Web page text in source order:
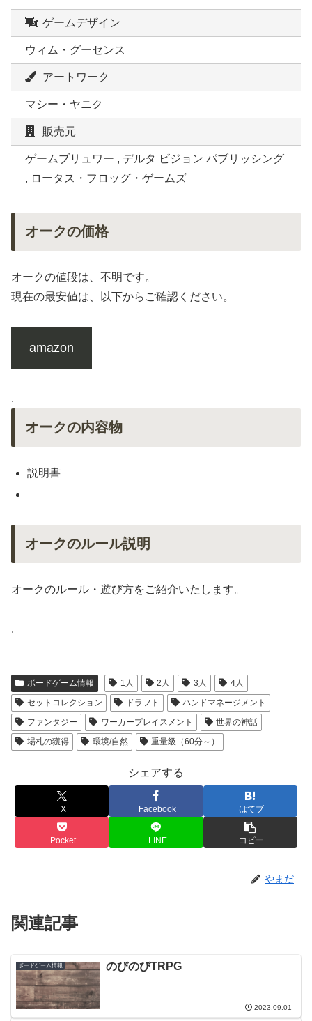
ゲームデザイン
ウィム・グーセンス
アートワーク
マシー・ヤニク
販売元
ゲームブリュワー , デルタ ビジョン パブリッシング
, ロータス・フロッグ・ゲームズ
オークの価格
オークの値段は、不明です。
現在の最安値は、以下からご確認ください。
amazon
.
オークの内容物
説明書
オークのルール説明
オークのルール・遊び方をご紹介いたします。
.
ボードゲーム情報 1人 2人 3人
4人
セットコレクション
ドラフト
ハンドマネージメント
ファンタジー
ワーカープレイスメント
世界の神話
場札の獲得
環境/自然 重量級（60分～）
シェアする
X Facebook はてブ
Pocket LINE コピー
やまだ
関連記事
ボードゲーム情報 のびのびTRPG
2023.09.01